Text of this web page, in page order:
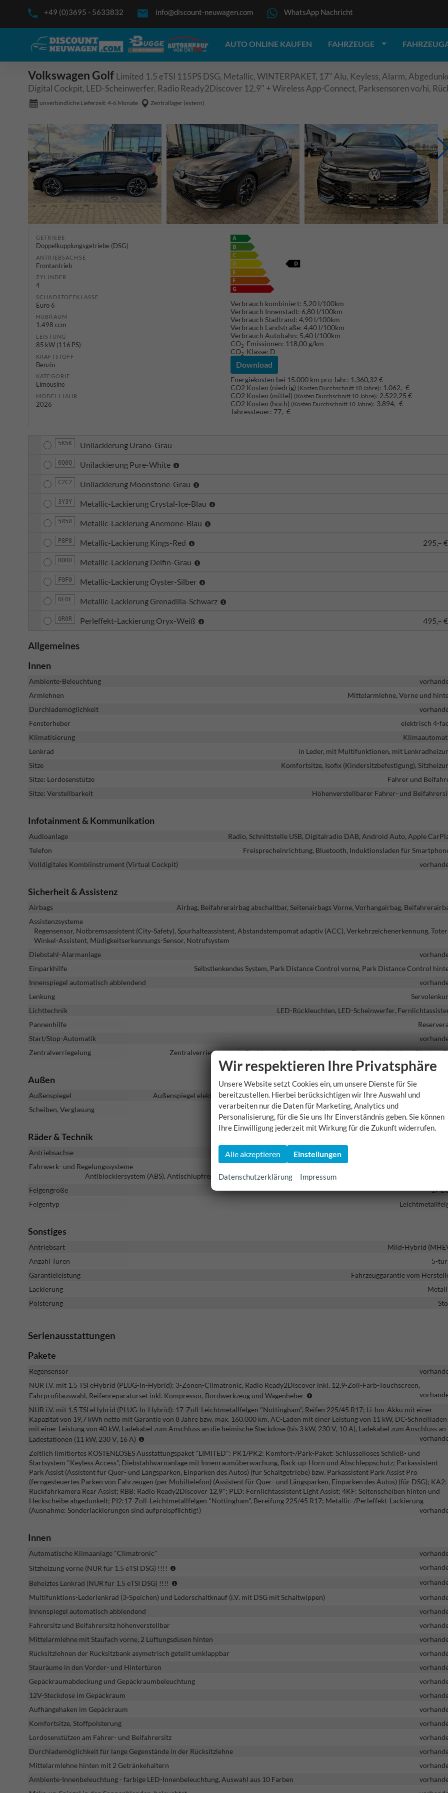
+49 (0)3695 - 5633832 info@discount-neuwagen.com WhatsApp Nachricht
AUTO ONLINE KAUFEN FAHRZEUGE
Volkswagen Golf Limited 1.5 eTSI 115PS DSG, Metallic, WINTERPAKET, 17" Alu, Keyless, Alarm,
Digital Cockpit, LED-Scheinwerfer, Radio Ready2Discover 12,9" + Wireless App-Connect, Parksensoren vo/hi,
unverbindliche Lieferzeit: 4-6 Monate Zentrallager (extern)
GETRIEBE
Doppelkupplungsgetriebe (DSG)
ANTRIEBSACHSE
Frontantrieb
ZYLINDER
4
SCHADSTOFFKLASSE
Euro 6
HUBRAUM
1.498 ccm
LEISTUNG
85 kW (116 PS)
KRAFTSTOFF
Benzin
KATEGORIE
Limousine
MODELLJAHR
2026
Verbrauch kombiniert: 5,20 l/100km
Verbrauch Innenstadt: 6,80 l/100km
Verbrauch Stadtrand: 4,90 l/100km
Verbrauch Landstraße: 4,40 l/100km
Verbrauch Autobahn: 5,40 l/100km
CO2-Emissionen: 118,00 g/km
CO2-Klasse: D
Download
Energiekosten bei 15.000 km pro Jahr: 1.360,32 €
CO2 Kosten (niedrig) (Kosten Durchschnitt 10 Jahre): 1.062,- €
CO2 Kosten (mittel) (Kosten Durchschnitt 10 Jahre): 2.522,25 €
CO2 Kosten (hoch) (Kosten Durchschnitt 10 Jahre): 3.894,- €
Jahressteuer: 77,- €
5K5K Unilackierung Urano-Grau
0Q0Q Unilackierung Pure-White
C2C2 Unilackierung Moonstone-Grau
3Y3Y Metallic-Lackierung Crystal-Ice-Blau
5R5R Metallic-Lackierung Anemone-Blau
P8P8 Metallic-Lackierung Kings-Red 295,– €
B0B0 Metallic-Lackierung Delfin-Grau
F0F0 Metallic-Lackierung Oyster-Silber
0E0E Metallic-Lackierung Grenadilla-Schwarz
0R0R Perleffekt-Lackierung Oryx-Weiß 495,– €
Allgemeines
Innen
Ambiente-Beleuchtung
Armlehnen
Mittelarmlehne, Vorne und
Durchlademöglichkeit
Fensterheber
elektrisch 4-
Klimatisierung
Lenkrad
in Leder, mit Multifunktionen, mit
Sitze
Komfortsitze, Isofix (Kindersitzbefestigung),
Sitze: Lordosenstütze
Fahrer und
Sitze: Verstellbarkeit
Höhenverstellbarer Fahrer- und
Infotainment & Kommunikation
Audioanlage
Radio, Schnittstelle USB, Digitalradio DAB, Android Auto, Apple
Telefon
Freisprecheinrichtung, Bluetooth, Induktionsladen für
Volldigitales Kombiinstrument (Virtual Cockpit)
Sicherheit & Assistenz
Airbags
Airbag, Beifahrerairbag abschaltbar, Seitenairbags Vorne, Vorhangairbag,
Assistenzsysteme
Regensensor, Notbremsassistent (City-Safety), Spurhalteassistent, Abstandstempomat adaptiv (ACC), Verkehrzeichenerkennung,
Winkel-Assistent, Müdigkeitserkennungs-Sensor, Notrufsystem
Diebstahl-Alarmanlage
Einparkhilfe
Selbstlenkendes System, Park Distance Control vorne, Park Distance Control
Innenspiegel automatisch abblendend
Lenkung
Lichttechnik
LED-Rückleuchten, LED-Scheinwerfer,
Pannenhilfe
Start/Stop-Automatik
Zentralverriegelung
Zentralverriegelung mit Funkfernbedienung, Schlüssellose Zentralverriegelung (Keyless
Außen
Außenspiegel
Außenspiegel elektrisch anklappbar, Außenspiegel beheizbar, Außenspiegel elektrisch
Scheiben, Verglasung
Privacy Glass (Heckscheibe und hintere Seitenscheiben
Räder & Technik
Antriebsachse
Fahrwerk- und Regelungssysteme
Antiblockiersystem (ABS), Antischlupfregelung (ASR), Elektronisches Stabilitäts-Programm (ESP),
Felgengröße
17
Felgentyp
Sonstiges
Antriebsart
Mild-Hybrid
Anzahl Türen
5-
Garantieleistung
Fahrzeuggarantie vom
Lackierung
Polsterung
Serienausstattungen
Pakete
Regensensor
NUR i.V. mit 1.5 TSI eHybrid (PLUG-In-Hybrid): 3-Zonen-Climatronic, Radio Ready2Discover inkl. 12,9-Zoll-Farb-Touchscreen,
Fahrprofilauswahl, Reifenreparaturset inkl. Kompressor, Bordwerkzeug und Wagenheber
mit
1.5
TSI
(PLUG-
In-
Hybrid)
NUR i.V. mit 1.5 TSI eHybrid (PLUG-In-Hybrid): 17-Zoll-Leichtmetallfelgen "Nottingham", Reifen 225/45 R17; Li-Ion-Akku mit einer
Kapazität von 19,7 kWh netto mit Garantie von 8 Jahre bzw. max. 160.000 km, AC-Laden mit einer Leistung von 11 kW, DC-Schnellladen
mit einer Leistung von 40 kW, Ladekabel zum Anschluss an die heimische Steckdose (bis 3 kW, 230 V, 10 A), Ladekabel zum Anschluss an
Ladestationen (11 kW, 230 V, 16 A)
mit
1.5
TSI
eHybrid
(PLUG-
In-
Hybrid)
Zeitlich limitiertes KOSTENLOSES Ausstattungspaket "LIMITED": PK1/PK2: Komfort-/Park-Paket: Schlüsselloses Schließ- und
Startsystem "Keyless Access", Diebstahlwarnanlage mit Innenraumüberwachung, Back-up-Horn und Abschleppschutz; Parkassistent
Park Assist (Assistent für Quer- und Längsparken, Einparken des Autos) (für Schaltgetriebe) bzw. Parkassistent Park Assist Pro
(ferngesteuertes Parken von Fahrzeugen (per Mobiltelefon) (Assistent für Quer- und Längsparken, Einparken des Autos) (für DSG); KA2:
Rückfahrkamera Rear Assist; RBB: Radio Ready2Discover 12,9"; PLD: Fernlichtassistent Light Assist; 4KF: Seitenscheiben hinten und
Heckscheibe abgedunkelt; PI2:17-Zoll-Leichtmetallfelgen "Nottingham", Bereifung 225/45 R17; Metallic-/Perleffekt-Lackierung
(Ausnahme: Sonderlackierungen sind aufpreispflichtig!)
Innen
Automatische Klimaanlage "Climatronic"
Sitzheizung vorne (NUR für 1.5 eTSI DSG) !!!!
eTSI
Beheiztes Lenkrad (NUR für 1.5 eTSI DSG) !!!!
1.5
Multifunktions-Lederlenkrad (3-Speichen) und Lederschaltknauf (i.V. mit DSG mit Schaltwippen)
Innenspiegel automatisch abblendend
Fahrersitz und Beifahrersitz höhenverstellbar
Mittelarmlehne mit Staufach vorne, 2 Lüftungsdüsen hinten
Rücksitzlehnen der Rücksitzbank asymetrisch geteilt umklappbar
Stauräume in den Vorder- und Hintertüren
Gepäckraumabdeckung und Gepäckraumbeleuchtung
12V-Steckdose im Gepäckraum
Aufhängehaken im Gepäckraum
Komfortsitze, Stoffpolsterung
Lordosenstützen am Fahrer- und Beifahrersitz
Durchlademöglichkeit für lange Gegenstände in der Rücksitzlehne
Mittelarmlehne hinten mit 2 Getränkehaltern
Ambiente-Innenbeleuchtung - farbige LED-Innenbeleuchtung, Auswahl aus 10 Farben
Wir respektieren Ihre Privatsphäre
Unsere Website setzt Cookies ein, um unsere Dienste für Sie
bereitzustellen. Hierbei berücksichtigen wir Ihre Auswahl und
verarbeiten nur die Daten für Marketing, Analytics und
Personalisierung, für die Sie uns Ihr Einverständnis geben. Sie können
Ihre Einwilligung jederzeit mit Wirkung für die Zukunft widerrufen.
Alle akzeptieren Einstellungen
Datenschutzerklärung Impressum